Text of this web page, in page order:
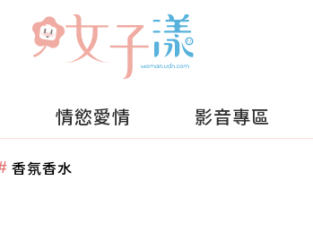
情慾愛情 影音專區
香氛香水